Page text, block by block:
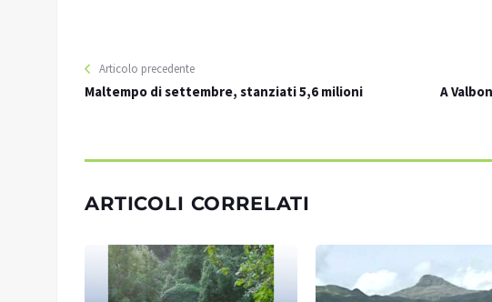
Articolo precedente
Maltempo di settembre, stanziati 5,6 milioni A
ARTICOLI CORRELATI